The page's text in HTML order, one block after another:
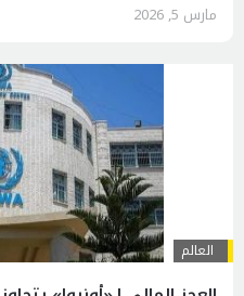
مارس 5, 2026
العالم